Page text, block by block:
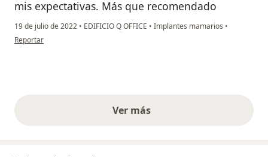
mis expectativas. Más que recomendado
19 de julio de 2022 • EDIFICIO Q OFFICE • Implantes mamarios •
en opinión del usuario Natalia Escobar Hoyis
Reportar
Ver másopiniones anteriores